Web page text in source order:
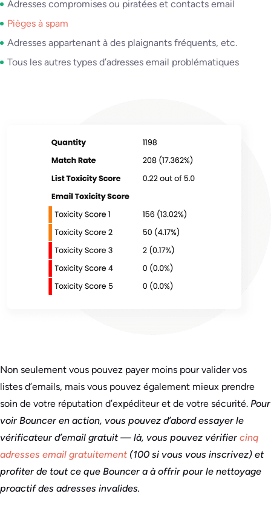
Adresses compromises ou piratées et contacts email
Pièges à spam
Adresses appartenant à des plaignants fréquents, etc.
Tous les autres types d’adresses email problématiques
Non seulement vous pouvez payer moins pour valider vos
listes d’emails, mais vous pouvez également mieux prendre
soin de votre réputation d’expéditeur et de votre sécurité. Pour
voir Bouncer en action, vous pouvez d’abord essayer le
vérificateur d’email gratuit — là, vous pouvez vérifier cinq
adresses email gratuitement (100 si vous vous inscrivez) et
profiter de tout ce que Bouncer a à offrir pour le nettoyage
proactif des adresses invalides.